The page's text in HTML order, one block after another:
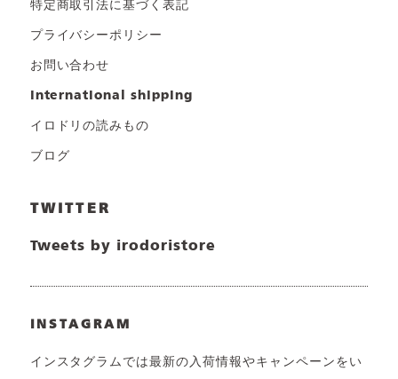
特定商取引法に基づく表記
プライバシーポリシー
お問い合わせ
international shipping
イロドリの読みもの
ブログ
TWITTER
Tweets by irodoristore
INSTAGRAM
インスタグラムでは最新の入荷情報やキャンペーンをい